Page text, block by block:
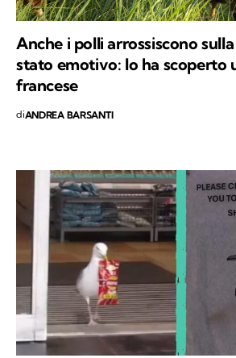
Anche i polli arrossiscono
stato emotivo: lo ha scoperto
francese
diANDREA BARSANTI